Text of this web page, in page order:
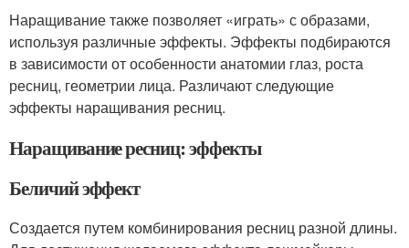
Наращивание также позволяет «играть» с образами,
используя различные эффекты. Эффекты подбираются
в зависимости от особенности анатомии глаз, роста
ресниц, геометрии лица. Различают следующие
эффекты наращивания ресниц.
Наращивание ресниц: эффекты
Беличий эффект
Создается путем комбинирования ресниц разной длины.